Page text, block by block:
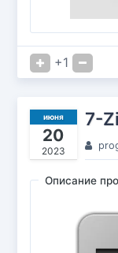
+1
июня
20
2023
7-
Описание